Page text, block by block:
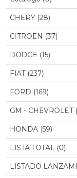
CHERY (28)
CITROEN (37)
DODGE (15)
FIAT (237)
FORD (169)
GM - CHEVROLET
HONDA (59)
LISTA TOTAL (0)
LISTADO